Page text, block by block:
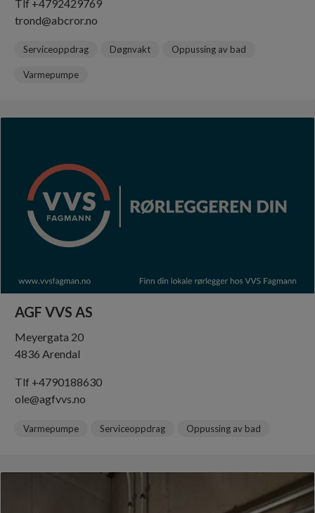
Tlf +4792429769
trond@abcror.no
Oppussing av bad
Døgnvakt
Serviceoppdrag
Varmepumpe
AGF VVS AS
Meyergata 20
4836 Arendal
Tlf +4790188630
ole@agfvvs.no
Oppussing av bad
Serviceoppdrag
Varmepumpe